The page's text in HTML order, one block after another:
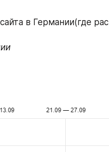
в Германии(где